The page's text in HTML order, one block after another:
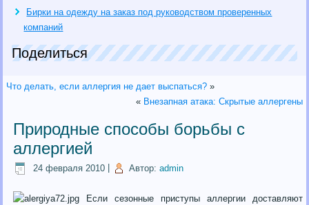
Бирки на одежду на заказ под руководством проверенных
компаний
Поделиться
Что делать, если аллергия не дает выспаться? »
« Внезапная атака: Скрытые аллергены
Природные способы борьбы с
аллергией
24 февраля 2010 Автор: admin
Если сезонные приступы аллергии доставляют